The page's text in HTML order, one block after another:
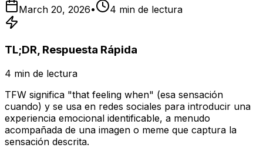
March 20, 2026• 4 min de lectura
TL;DR, Respuesta Rápida
4 min de lectura
TFW significa "that feeling when" (esa sensación
cuando) y se usa en redes sociales para introducir una
experiencia emocional identificable, a menudo
acompañada de una imagen o meme que captura la
sensación descrita.